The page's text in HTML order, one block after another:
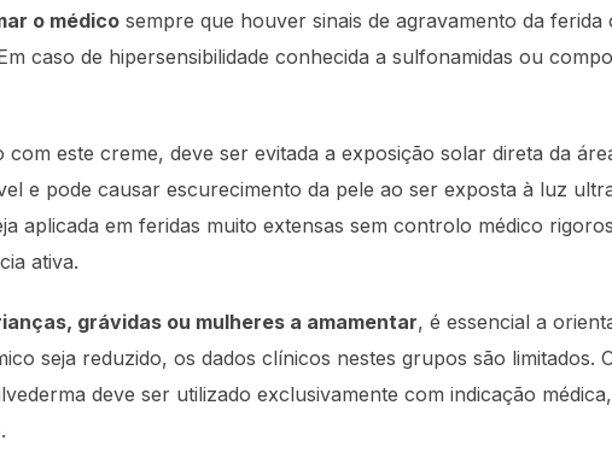
o médico sempre que houver sinais de agravamento da
caso de hipersensibilidade conhecida a sulfonamidas ou
este creme, deve ser evitada a exposição solar direta da
e pode causar escurecimento da pele ao ser exposta à luz
aplicada em feridas muito extensas sem controlo médico
ativa.
grávidas ou mulheres a amamentar, é essencial a
seja reduzido, os dados clínicos nestes grupos são limitados.
deve ser utilizado exclusivamente com indicação